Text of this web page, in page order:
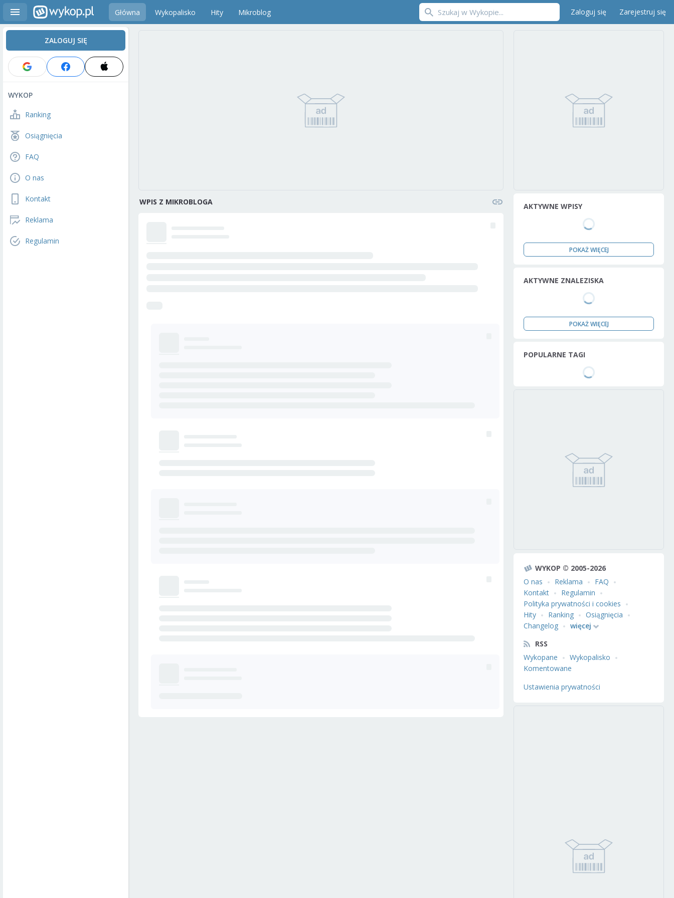
Główna Wykopalisko Hity Mikroblog Zaloguj się Zarejestruj się
ZALOGUJ SIĘ
WYKOP
Ranking
Osiągnięcia
FAQ
O nas
Kontakt
Reklama
Regulamin
WPIS Z MIKROBLOGA AKTYWNE WPISY
POKAŻ WIĘCEJ
AKTYWNE ZNALEZISKA
POKAŻ WIĘCEJ
POPULARNE TAGI
WYKOP © 2005-2026
O nas
Reklama
FAQ
Kontakt
Regulamin
Polityka prywatności i cookies
Hity
Ranking
Osiągnięcia
Changelog
więcej
RSS
Wykopane
Wykopalisko
Komentowane
Ustawienia prywatności